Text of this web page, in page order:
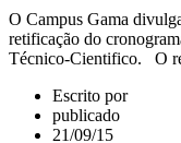
O Campus Gama
retificação do
Técnico-Cientifico. O
Escrito por
publicado
21/09/15